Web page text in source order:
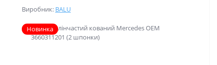
Виробник: BALU
Новинка